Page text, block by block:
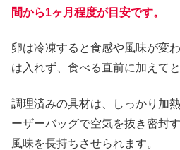
間から1ヶ月程度が目安です。
卵は冷凍すると食感や風味が変
は入れず、食べる直前に加えて
調理済みの具材は、しっかり加
ーザーバッグで空気を抜き密封
風味を長持ちさせられます。